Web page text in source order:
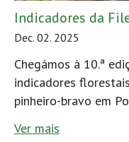
Indicadores da
Dec. 02. 2025
Chegámos à 10.ª
indicadores
pinheiro-bravo em
Ver mais